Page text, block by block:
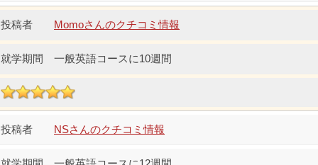
Momoさんのクチコミ情報
一般英語コースに10週間
NSさんのクチコミ情報